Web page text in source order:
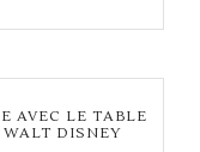
AVEC LE TABLE
DISNEY